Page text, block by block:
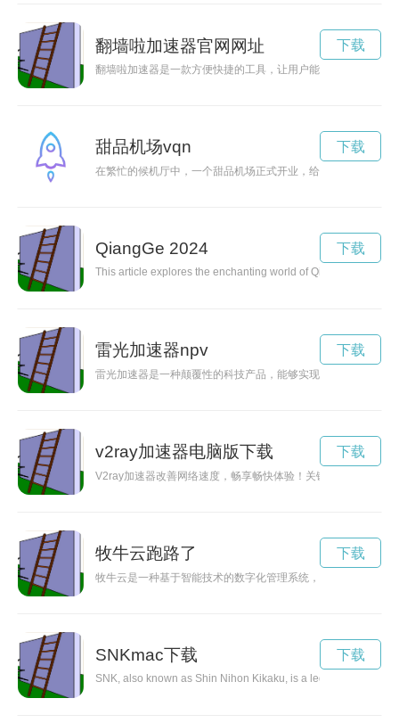
翻墙啦加速器官网网址
翻墙啦加速器是一款方便快捷的工具，让用户能够突破地域限
下载
甜品机场vqn
在繁忙的候机厅中，一个甜品机场正式开业，给抵达和出发的
下载
QiangGe 2024
This article explores the enchanting world of QiangGe, an
下载
雷光加速器npv
雷光加速器是一种颠覆性的科技产品，能够实现超越光速的加
下载
v2ray加速器电脑版下载
V2ray加速器改善网络速度，畅享畅快体验！关键词: V2ray, 加
下载
牧牛云跑路了
牧牛云是一种基于智能技术的数字化管理系统，可以帮助农民
下载
SNKmac下载
SNK, also known as Shin Nihon Kikaku, is a legendary
下载